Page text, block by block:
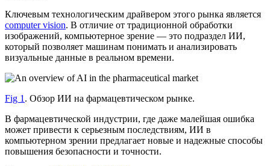
Ключевым технологическим драйвером этого рынка является
computer vision. В отличие от традиционной обработки
изображений, компьютерное зрение — это подраздел ИИ,
который позволяет машинам понимать и анализировать
визуальные данные в реальном времени.
Fig 1 . Обзор ИИ на фармацевтическом рынке.
В фармацевтической индустрии, где даже малейшая ошибка
может привести к серьезным последствиям, ИИ в
компьютерном зрении предлагает новые и надежные способы
повышения безопасности и точности.